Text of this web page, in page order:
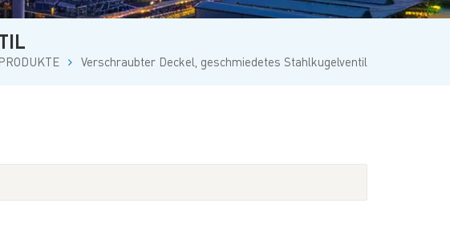
português
Türkçe
PRODUKTE Verschraubter Deckel, geschmiedetes Stahlkugelventil